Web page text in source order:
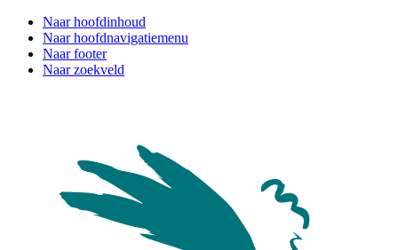
Naar hoofdinhoud
Naar hoofdnavigatiemenu
Naar footer
Naar zoekveld